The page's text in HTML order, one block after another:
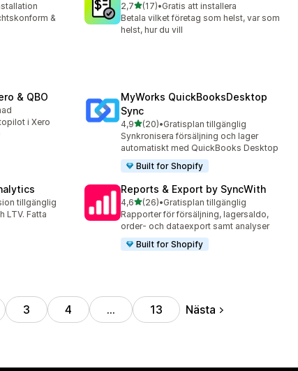
&
2,7av 5 stjärnor
(17)
17 recensioner totalt
•Gratis att installera
Betala vilket företag som helst, var som
helst, hur du vill
& QBO
i Xero
MyWorks QuickBooksDesktop
Sync
4,9av 5 stjärnor
(20)
20 recensioner totalt
•Gratisplan tillgänglig
Synkronisera försäljning och lager
automatiskt med QuickBooks Desktop
Built for Shopify
tillgänglig
LTV. Fatta
Reports & Export by SyncWith
4,6av 5 stjärnor
(26)
26 recensioner totalt
•Gratisplan tillgänglig
Rapporter för försäljning, lagersaldo,
order- och dataexport samt analyser
Built for Shopify
3 4 … 13 Nästa